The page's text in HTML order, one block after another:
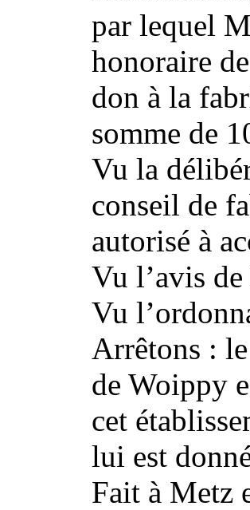
par lequel
honoraire
don à la
somme de
Vu la
conseil de
autorisé à
Vu l’avis
Vu
Arrêtons :
de Woippy
cet
lui est
Fait à Metz